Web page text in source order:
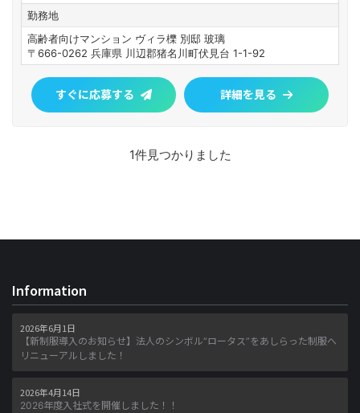
勤務地
高齢者向けマンション ヴィラ櫟 別邸 玻璃
〒666-0262 兵庫県 川辺郡猪名川町伏見台 1-1-92
すぐに応募する 詳細を見る
1件見つかりました
Information
【新制服導入のお知らせ】法人のシンボル“ロータス”をあしらった制服へ
リニューアルしました！
2026年6月1日
2026年度入社式を開催しました！！
2026年4月14日